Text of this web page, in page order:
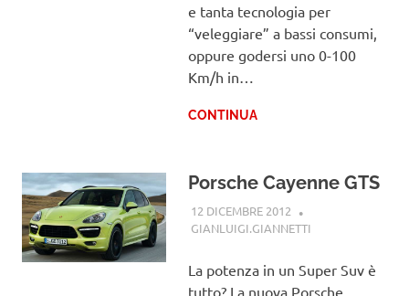
e tanta tecnologia per
“veleggiare” a bassi consumi,
oppure godersi uno 0-100
Km/h in…
CONTINUA
Porsche Cayenne GTS
12 DICEMBRE 2012
GIANLUIGI.GIANNETTI
La potenza in un Super Suv è
tutto? La nuova Porsche